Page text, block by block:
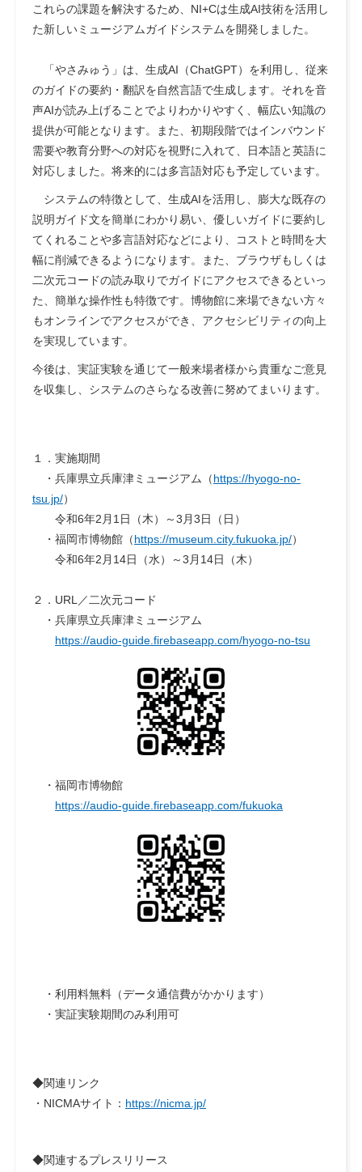
これらの課題を解決するため、NI+Cは生成AI技術を活用し
た新しいミュージアムガイドシステムを開発しました。
「やさみゅう」は、生成AI（ChatGPT）を利用し、従来
のガイドの要約・翻訳を自然言語で生成します。それを音
声AIが読み上げることでよりわかりやすく、幅広い知識の
提供が可能となります。また、初期段階ではインバウンド
需要や教育分野への対応を視野に入れて、日本語と英語に
対応しました。将来的には多言語対応も予定しています。
システムの特徴として、生成AIを活用し、膨大な既存の
説明ガイド文を簡単にわかり易い、優しいガイドに要約し
てくれることや多言語対応などにより、コストと時間を大
幅に削減できるようになります。また、ブラウザもしくは
二次元コードの読み取りでガイドにアクセスできるといっ
た、簡単な操作性も特徴です。博物館に来場できない方々
もオンラインでアクセスができ、アクセシビリティの向上
を実現しています。
今後は、実証実験を通じて一般来場者様から貴重なご意見
を収集し、システムのさらなる改善に努めてまいります。
１．実施期間
・兵庫県立兵庫津ミュージアム（https://hyogo-no-
tsu.jp/）
令和6年2月1日（木）～3月3日（日）
・福岡市博物館（https://museum.city.fukuoka.jp/）
令和6年2月14日（水）～3月14日（木）
２．URL／二次元コード
・兵庫県立兵庫津ミュージアム
https://audio-guide.firebaseapp.com/hyogo-no-tsu
・福岡市博物館
https://audio-guide.firebaseapp.com/fukuoka
・利用料無料（データ通信費がかかります）
・実証実験期間のみ利用可
◆関連リンク
・NICMAサイト： https://nicma.jp/
◆関連するプレスリリース